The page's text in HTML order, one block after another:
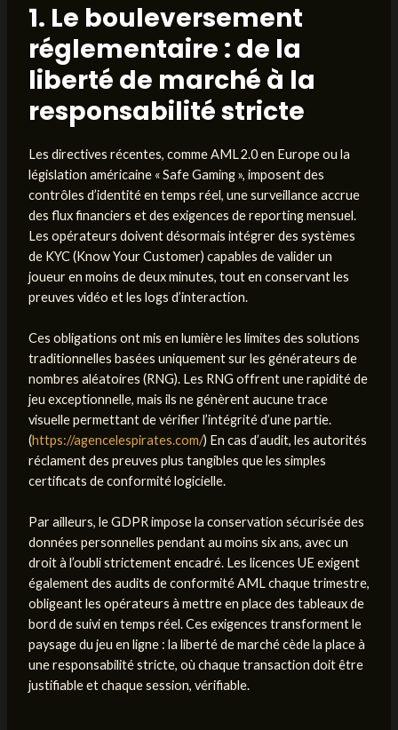
1. Le bouleversement
réglementaire : de la
liberté de marché à la
responsabilité stricte
Les directives récentes, comme AML 2.0 en Europe ou la
législation américaine « Safe Gaming », imposent des
contrôles d’identité en temps réel, une surveillance accrue
des flux financiers et des exigences de reporting mensuel.
Les opérateurs doivent désormais intégrer des systèmes
de KYC (Know Your Customer) capables de valider un
joueur en moins de deux minutes, tout en conservant les
preuves vidéo et les logs d’interaction.
Ces obligations ont mis en lumière les limites des solutions
traditionnelles basées uniquement sur les générateurs de
nombres aléatoires (RNG). Les RNG offrent une rapidité de
jeu exceptionnelle, mais ils ne génèrent aucune trace
visuelle permettant de vérifier l’intégrité d’une partie.
(https://agencelespirates.com/) En cas d’audit, les autorités
réclament des preuves plus tangibles que les simples
certificats de conformité logicielle.
Par ailleurs, le GDPR impose la conservation sécurisée des
données personnelles pendant au moins six ans, avec un
droit à l’oubli strictement encadré. Les licences UE exigent
également des audits de conformité AML chaque trimestre,
obligeant les opérateurs à mettre en place des tableaux de
bord de suivi en temps réel. Ces exigences transforment le
paysage du jeu en ligne : la liberté de marché cède la place à
une responsabilité stricte, où chaque transaction doit être
justifiable et chaque session, vérifiable.